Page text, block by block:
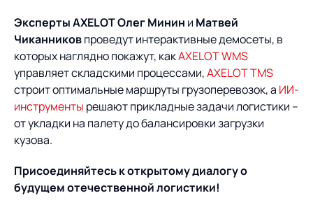
Эксперты AXELOT Олег Минин и Матвей
Чиканниковпроведут интерактивные демосеты, в
которых наглядно покажут, какAXELOT WMS
управляет складскими процессами,AXELOT TMS
строит оптимальные маршруты грузоперевозок, а ИИ-
инструменты решают прикладные задачи логистики –
от укладки на палету до балансировки загрузки
кузова.
Присоединяйтесь к открытому диалогу о
будущем отечественной логистики!